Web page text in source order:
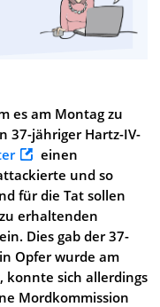
es am Montag zu
37-jähriger Hartz-IV-
einen
und so
für die Tat sollen
erhaltenden
Dies gab der 37-
Opfer wurde am
konnte sich allerdings
Mordkommission